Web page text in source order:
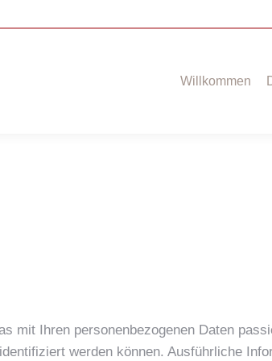
Willkommen
mit Ihren personenbezogenen Daten
werden können. Ausführliche